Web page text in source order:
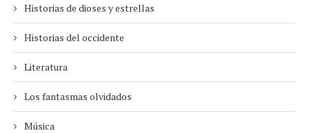
Historias de dioses y estrellas
Historias del occidente
Literatura
Los fantasmas olvidados
Música